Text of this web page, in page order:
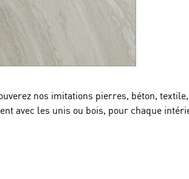
nos imitations pierres, béton,
avec les unis ou bois, pour chaque